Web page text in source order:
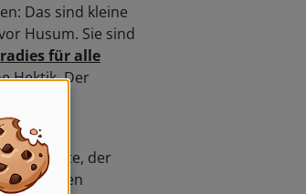
Das sind kleine
Husum. Sie sind
für alle
Hektik. Der
die größte, der
es jeden